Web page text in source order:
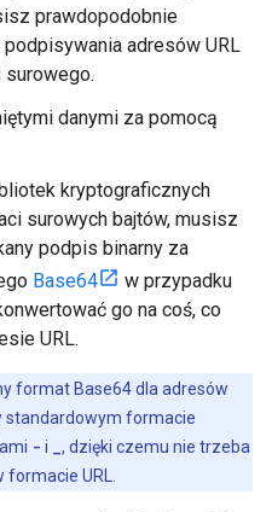
prawdopodobnie
adresów URL
danymi za pomocą
kryptograficznych
surowych bajtów, musisz
podpis binarny za
Base64
w przypadku
go na coś, co
URL.
format Base64 dla adresów
standardowym formacie
- i
, dzięki czemu nie trzeba
URL.